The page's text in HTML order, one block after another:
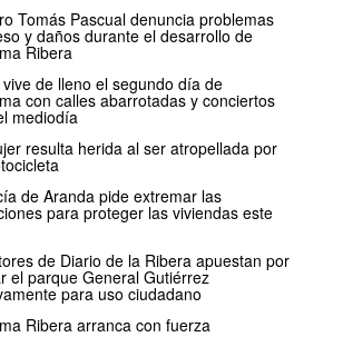
Tomás Pascual denuncia problemas
y daños durante el desarrollo de
Ribera
de lleno el segundo día de
con calles abarrotadas y conciertos
mediodía
resulta herida al ser atropellada por
de Aranda pide extremar las
para proteger las viviendas este
de Diario de la Ribera apuestan por
el parque General Gutiérrez
para uso ciudadano
Ribera arranca con fuerza